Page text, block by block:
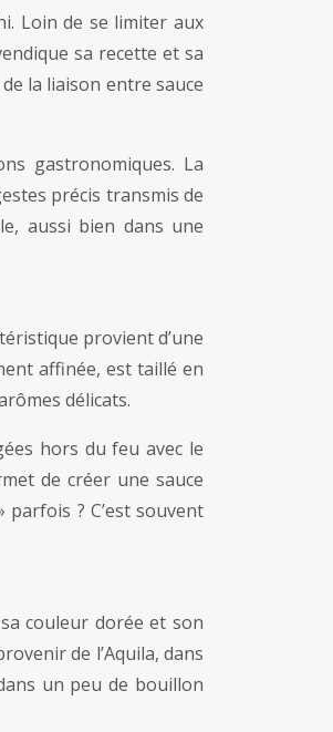
Loin de se limiter aux
sa recette et sa
la liaison entre sauce
gastronomiques. La
précis transmis de
aussi bien dans une
provient d’une
affinée, est taillé en
délicats.
hors du feu avec le
de créer une sauce
? C’est souvent
couleur dorée et son
de l’Aquila, dans
un peu de bouillon